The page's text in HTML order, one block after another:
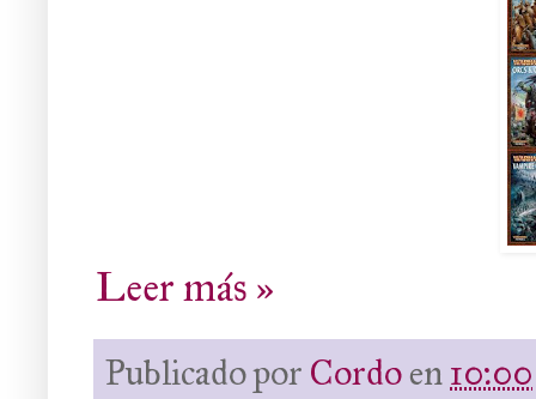
Leer más »
Publicado por Cordoen10:00